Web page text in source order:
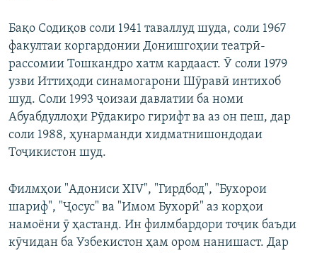
Бақо Содиқов соли 1941 таваллуд шуда, соли 1967
факултаи коргардонии Донишгоҳии театрӣ-
рассомии Тошкандро хатм кардааст. Ӯ соли 1979
узви Иттиҳоди синамогарони Шӯравӣ интихоб
шуд. Соли 1993 ҷоизаи давлатии ба номи
Абуабдуллоҳи Рӯдакиро гирифт ва аз он пеш, дар
соли 1988, ҳунарманди хидматнишондодаи
Тоҷикистон шуд.
Филмҳои "Адониси XIV", "Гирдбод", "Бухорои
шариф", "Ҷосус" ва "Имом Бухорӣ" аз корҳои
намоёни ӯ ҳастанд. Ин филмбардори тоҷик баъди
кӯчидан ба Узбекистон ҳам ором нанишаст. Дар